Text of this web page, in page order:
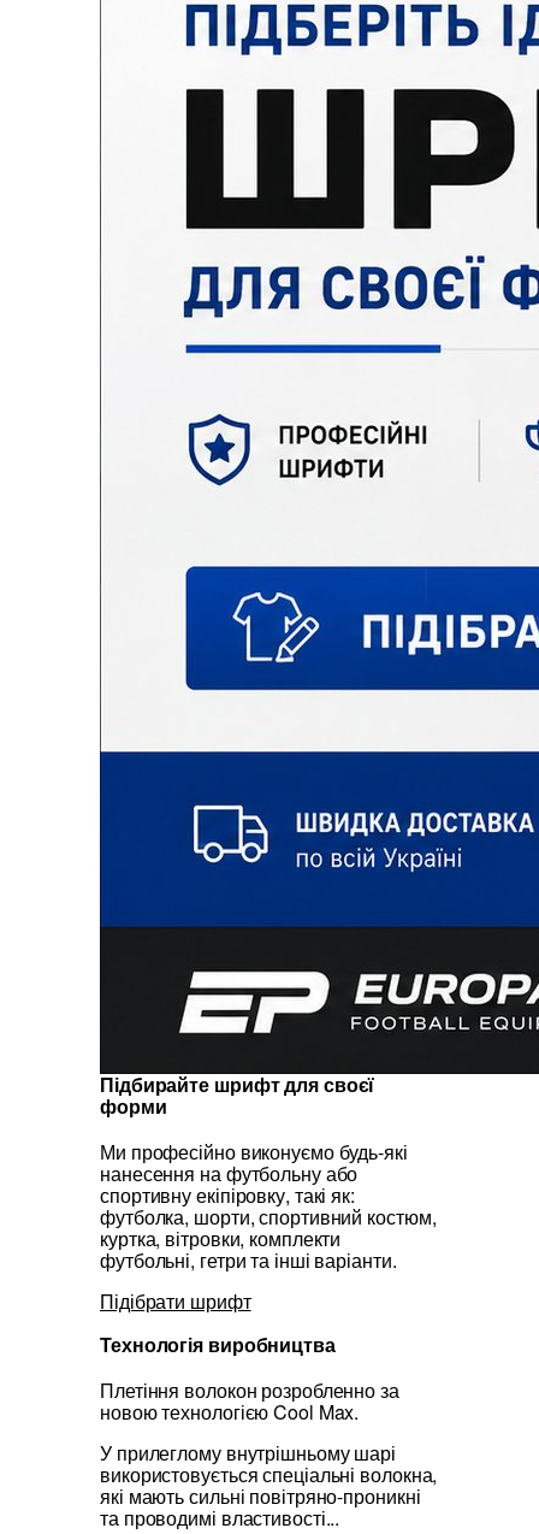
Підбирайте шрифт для своєї
форми
Ми професійно виконуємо будь-які
нанесення на футбольну або
спортивну екіпіровку, такі як:
футболка, шорти, спортивний костюм,
куртка, вітровки, комплекти
футбольні, гетри та інші варіанти.
Підібрати шрифт
Технологія виробництва
Плетіння волокон розробленно за
новою технологією Cool Max.
У прилеглому внутрішньому шарі
використовується спеціальні волокна,
які мають сильні повітряно-проникні
та проводимі властивості...